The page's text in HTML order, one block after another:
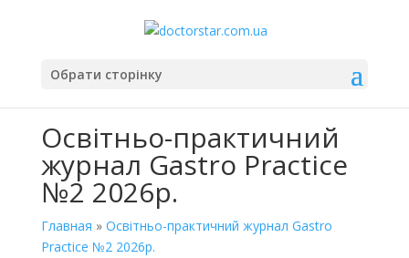
Обрати сторінку
Освітньо-практичний
журнал Gastro Practice
№2 2026р.
Главная » Освітньо-практичний журнал Gastro
Practice №2 2026р.